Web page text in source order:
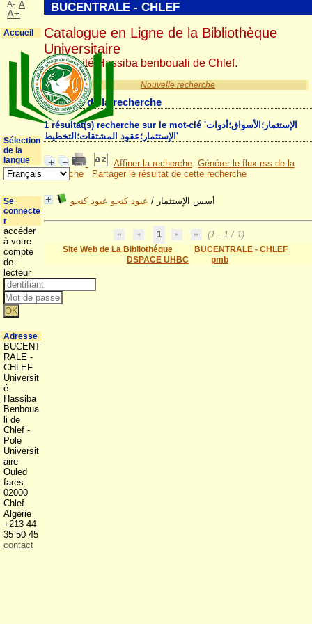
Nouvelle recherche
Résultat de la recherche
1 résultat(s) recherche sur le mot-clé 'الإستثمار؛الأسواق؛أدوات
الإستثمار؛عقود المشتقات؛التخطيط'
Affiner la recherche Générer le flux rss de la
recherche
Partager le résultat de cette recherche
أسس الإستثمار / عبود كنجو عبود كنجو
1 (1 - 1 / 1)
Site Web de La Bibliothéque
BUCENTRALE - CHLEF
DSPACE UHBC
pmb
BUCENTRALE - CHLEF
Catalogue en Ligne de la Bibliothèque
Universitaire
Université Hassiba benbouali de Chlef.
A- A
A+
Accueil
Sélection
de la
langue
Se
connecte
r
accéder
à votre
compte
de
lecteur
Adresse
BUCENT
RALE -
CHLEF
Universit
é
Hassiba
Benboua
li de
Chlef -
Pole
Universit
aire
Ouled
fares
02000
Chlef
Algérie
+213 44
35 50 45
contact